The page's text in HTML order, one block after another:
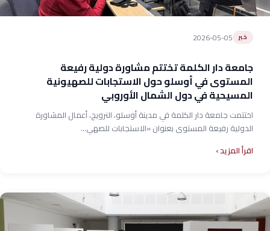
خبر 2026-05-05
جامعة دار الكلمة تختتم مشاورة دولية رفيعة
المستوى في أوسلو حول الاستجابات للصهيونية
المسيحية في دول الشمال الأوروبي
اختتمت جامعة دار الكلمة في مدينة أوسلو، النرويج، أعمال المشاورة
الدولية رفيعة المستوى بعنوان «الاستجابات للصهي...
اقرأ المزيد